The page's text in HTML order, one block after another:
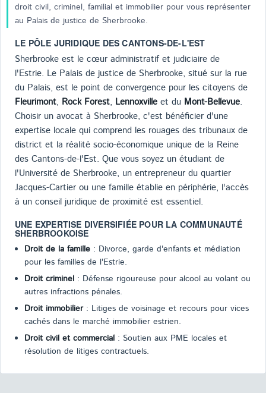
droit civil, criminel, familial et immobilier pour vous représenter
au Palais de justice de Sherbrooke.
LE PÔLE JURIDIQUE DES CANTONS-DE-L'EST
Sherbrooke est le cœur administratif et judiciaire de
l'Estrie. Le Palais de justice de Sherbrooke, situé sur la rue
du Palais, est le point de convergence pour les citoyens de
Fleurimont, Rock Forest, Lennoxville et du Mont-Bellevue.
Choisir un avocat à Sherbrooke, c'est bénéficier d'une
expertise locale qui comprend les rouages des tribunaux de
district et la réalité socio-économique unique de la Reine
des Cantons-de-l'Est. Que vous soyez un étudiant de
l'Université de Sherbrooke, un entrepreneur du quartier
Jacques-Cartier ou une famille établie en périphérie, l'accès
à un conseil juridique de proximité est essentiel.
UNE EXPERTISE DIVERSIFIÉE POUR LA COMMUNAUTÉ
SHERBROOKOISE
Droit de la famille : Divorce, garde d'enfants et médiation
pour les familles de l'Estrie.
Droit criminel : Défense rigoureuse pour alcool au volant ou
autres infractions pénales.
Droit immobilier: Litiges de voisinage et recours pour vices
cachés dans le marché immobilier estrien.
Droit civil et commercial : Soutien aux PME locales et
résolution de litiges contractuels.